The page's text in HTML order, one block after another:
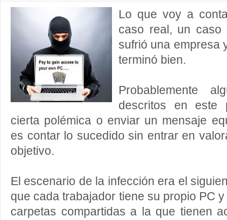
Lo que voy a
caso real, un caso
sufrió una empresa
terminó bien.
Probablemente
descritos en este
cierta polémica o enviar un mensaje
es contar lo sucedido sin entrar en
objetivo.
El escenario de la infección era el
que cada trabajador tiene su propio PC
carpetas compartidas a la que tienen